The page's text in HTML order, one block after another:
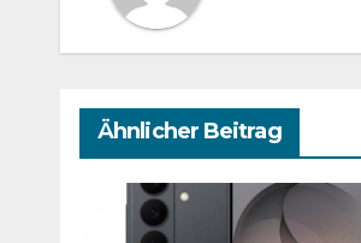
Ähnlicher Beitrag